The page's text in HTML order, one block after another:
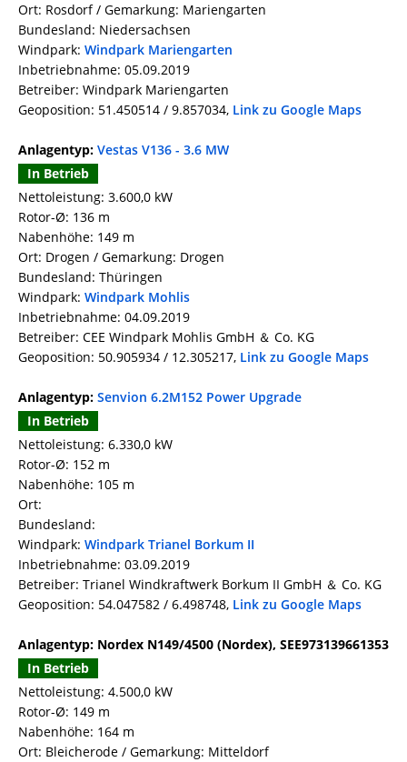
Ort: Rosdorf / Gemarkung: Mariengarten
Bundesland: Niedersachsen
Windpark: Windpark Mariengarten
Inbetriebnahme: 05.09.2019
Betreiber: Windpark Mariengarten
Geoposition: 51.450514 / 9.857034, Link zu Google Maps
Anlagentyp: Vestas V136 - 3.6 MW
In Betrieb
Nettoleistung: 3.600,0 kW
Rotor-Ø: 136 m
Nabenhöhe: 149 m
Ort: Drogen / Gemarkung: Drogen
Bundesland: Thüringen
Windpark: Windpark Mohlis
Inbetriebnahme: 04.09.2019
Betreiber: CEE Windpark Mohlis GmbH ＆ Co. KG
Geoposition: 50.905934 / 12.305217, Link zu Google Maps
Anlagentyp: Senvion 6.2M152 Power Upgrade
In Betrieb
Nettoleistung: 6.330,0 kW
Rotor-Ø: 152 m
Nabenhöhe: 105 m
Ort:
Bundesland:
Windpark: Windpark Trianel Borkum II
Inbetriebnahme: 03.09.2019
Betreiber: Trianel Windkraftwerk Borkum II GmbH ＆ Co. KG
Geoposition: 54.047582 / 6.498748, Link zu Google Maps
Anlagentyp: Nordex N149/4500 (Nordex), SEE973139661353
In Betrieb
Nettoleistung: 4.500,0 kW
Rotor-Ø: 149 m
Nabenhöhe: 164 m
Ort: Bleicherode / Gemarkung: Mitteldorf